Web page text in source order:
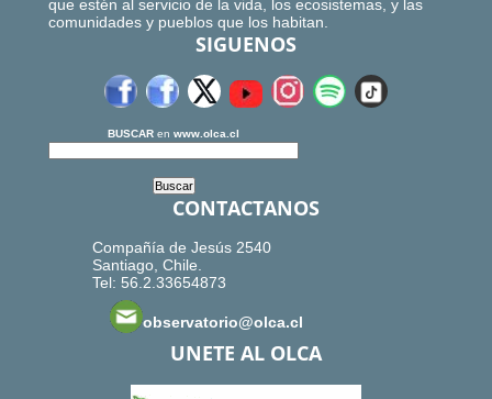
que estén al servicio de la vida, los ecosistemas, y las
comunidades y pueblos que los habitan.
SIGUENOS
BUSCAR en www.olca.cl
CONTACTANOS
Compañía de Jesús 2540
Santiago, Chile.
Tel: 56.2.33654873
observatorio@olca.cl
UNETE AL OLCA